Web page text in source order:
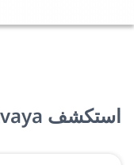
استكشف Avaya